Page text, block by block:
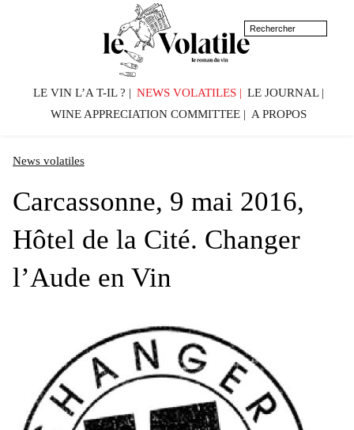
LE VIN L’A T-IL ? NEWS VOLATILES
LE JOURNAL
WINE APPRECIATION COMMITTEE
A PROPOS
News volatiles
Carcassonne, 9 mai 2016,
Hôtel de la Cité. Changer
l’Aude en Vin